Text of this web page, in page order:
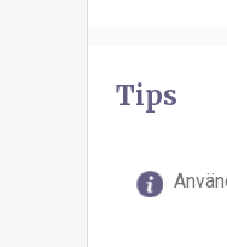
Tips